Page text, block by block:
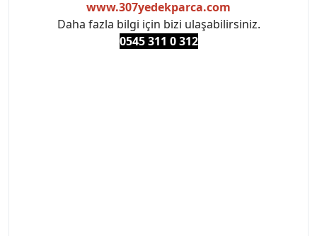
www.307yedekparca.com
Daha fazla bilgi için bizi ulaşabilirsiniz.
0545 311 0 312